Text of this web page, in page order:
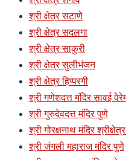
श्री क्षेत्र सटाणे
श्री क्षेत्र सदलगा
श्री क्षेत्र साकुरी
श्री क्षेत्र सुलीभंजन
श्री क्षेत्र हिप्परगी
श्री गणेशदत्त मंदिर सावई
श्री गुरुदेवदत्त मंदिर पुणे
श्री गोरक्षनाथ मंदिर
श्री जंगली महाराज मंदिर पुणे